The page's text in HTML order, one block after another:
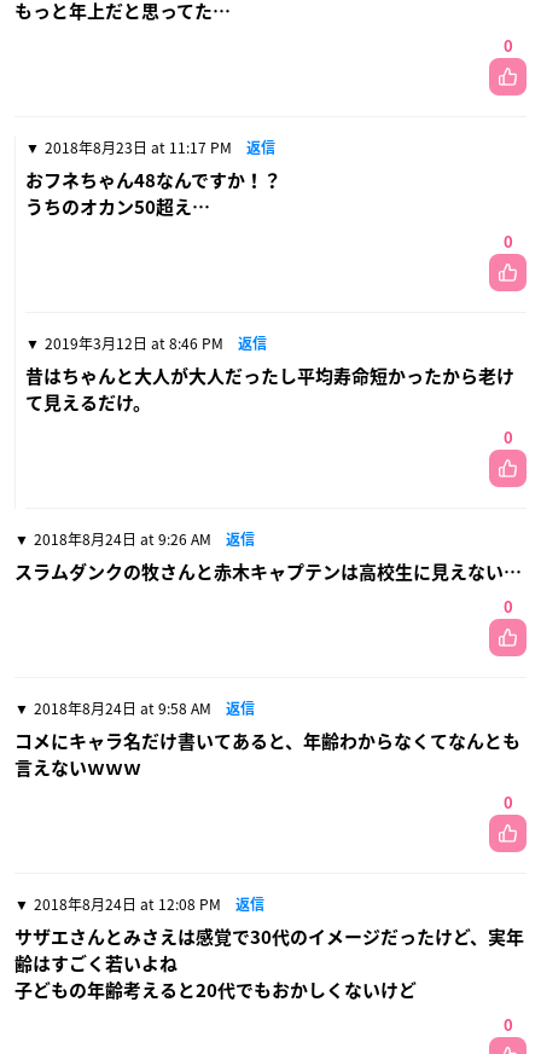
もっと年上だと思ってた…
0
2018年8月23日 at 11:17 PM 返信
おフネちゃん48なんですか！？
うちのオカン50超え…
0
2019年3月12日 at 8:46 PM 返信
昔はちゃんと大人が大人だったし平均寿命短かったから老け
て見えるだけ。
0
2018年8月24日 at 9:26 AM 返信
スラムダンクの牧さんと赤木キャプテンは高校生に見えない…
0
2018年8月24日 at 9:58 AM 返信
コメにキャラ名だけ書いてあると、年齢わからなくてなんとも
言えないｗｗｗ
0
2018年8月24日 at 12:08 PM 返信
サザエさんとみさえは感覚で30代のイメージだったけど、実年
齢はすごく若いよね
子どもの年齢考えると20代でもおかしくないけど
0